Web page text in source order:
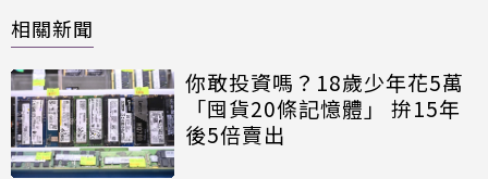
相關新聞
你敢投資嗎？18歲少年花5萬
「囤貨20條記憶體」 拚15年
後5倍賣出